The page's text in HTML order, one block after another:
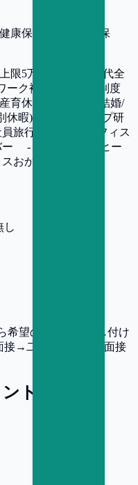
康保険、厚生年金保
限5万円/月) ・書籍代全
ーク補助金 ・社宅制度
育休サポート金、結婚/
休暇) ・スキルアップ研
旅行) ・その他オフィス
- ドリップコーヒー
おかん 他
し
希望の場合はお申し付け
接→二次面接→最終面接
ト